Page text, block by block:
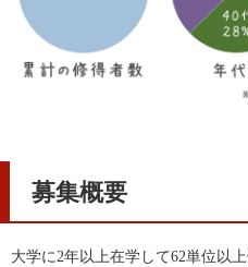
募集概要
大学に2年以上在学して62単位以